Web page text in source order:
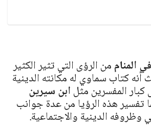
المناممن الرؤى التي تثير الكثير
كتاب سماوي له مكانته الدينية
المفسرين مثلابن سيرين
تفسير هذه الرؤيا من عدة جوانب
وظروفه الدينية والاجتماعية.